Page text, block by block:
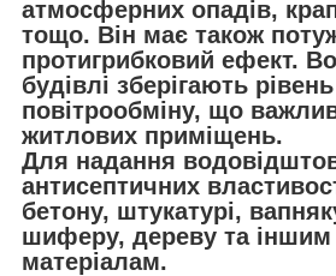
атмосферних опадів,
тощо. Він має також
протигрибковий ефект.
будівлі зберігають рівень
повітрообміну, що
житлових приміщень.
Для надання
антисептичних
бетону, штукатурі,
шиферу, дереву та іншим
матеріалам.